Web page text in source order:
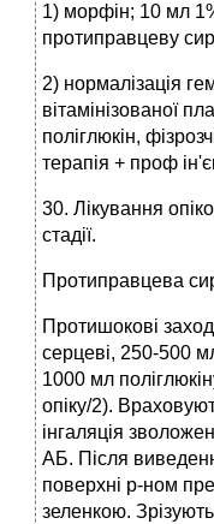
1) морфін; 10 мл
протиправцеву
2) нормалізація
вітамінізованої
поліглюкін,
терапія + проф
30. Лікування
стадії.
Протиправцева
Протишокові
серцеві, 250-500
1000 мл
опіку/2).
інгаляція
АБ. Після
поверхні р-ном
зеленкою.